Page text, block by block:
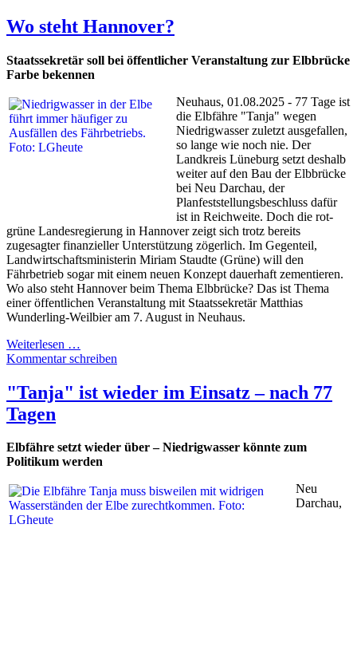
Wo steht Hannover?
Staatssekretär soll bei öffentlicher Veranstaltung zur Elbbrücke
Farbe bekennen
Neuhaus, 01.08.2025 - 77 Tage ist
die Elbfähre "Tanja" wegen
Niedrigwasser zuletzt ausgefallen,
so lange wie noch nie. Der
Landkreis Lüneburg setzt deshalb
weiter auf den Bau der Elbbrücke
bei Neu Darchau, der
Planfeststellungsbeschluss dafür
ist in Reichweite. Doch die rot-
grüne Landesregierung in Hannover zeigt sich trotz bereits
zugesagter finanzieller Unterstützung zögerlich. Im Gegenteil,
Landwirtschaftsministerin Miriam Staudte (Grüne) will den
Fährbetrieb sogar mit einem neuen Konzept dauerhaft zementieren.
Wo also steht Hannover beim Thema Elbbrücke? Das ist Thema
einer öffentlichen Veranstaltung mit Staatssekretär Matthias
Wunderling-Weilbier am 7. August in Neuhaus.
Weiterlesen …
Kommentar schreiben
"Tanja" ist wieder im Einsatz – nach 77
Tagen
Elbfähre setzt wieder über – Niedrigwasser könnte zum
Politikum werden
Neu
Darchau,